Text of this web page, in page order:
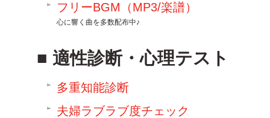
フリーBGM（MP3/楽譜）
心に響く曲を多数配布中♪
適性診断・心理テスト
多重知能診断
夫婦ラブラブ度チェック